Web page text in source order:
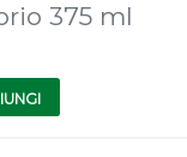
375 ml